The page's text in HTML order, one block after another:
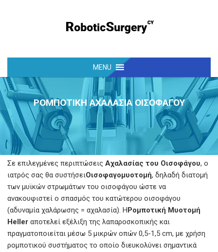
ΡΟΜΠΟΤΙΚΗ ΑΧΑΛΑΣΙΑ ΟΙΣΟΦΑΓΟΥ
Σε επιλεγμένες περιπτώσεις Αχαλασίας του Οισοφάγου, ο
ιατρός σας θα συστήσειΟισοφαγομυοτομή, δηλαδή διατομή
των μυϊκών στρωμάτων του οισοφάγου ώστε να
ανακουφιστεί ο σπασμός του κατώτερου οισοφάγου
(αδυναμία χαλάρωσης = αχαλασία). ΗΡομποτική Μυοτομή
Heller αποτελεί εξέλιξη της λαπαροσκοπικής και
πραγματοποιείται μέσω 5 μικρών οπών 0,5-1,5 cm, με χρήση
ρομποτικού συστήματος το οποίο διευκολύνει σημαντικά